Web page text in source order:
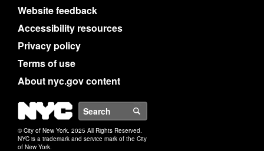
Website feedback
Accessibility resources
Privacy policy
Terms of use
About nyc.gov content
NYC
© City of New York. 2025 All Rights Reserved.
NYC is a trademark and service mark of the City
of New York.